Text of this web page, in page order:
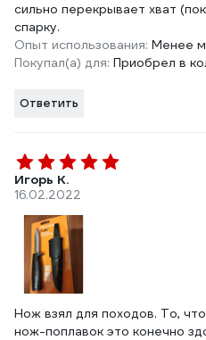
сильно перекрывает хват
спарку.
Опыт использования: Менее
Покупал(а) для: Приобрел в
Ответить
Игорь К.
16.02.2022
Нож взял для походов. То,
нож-поплавок это конечно